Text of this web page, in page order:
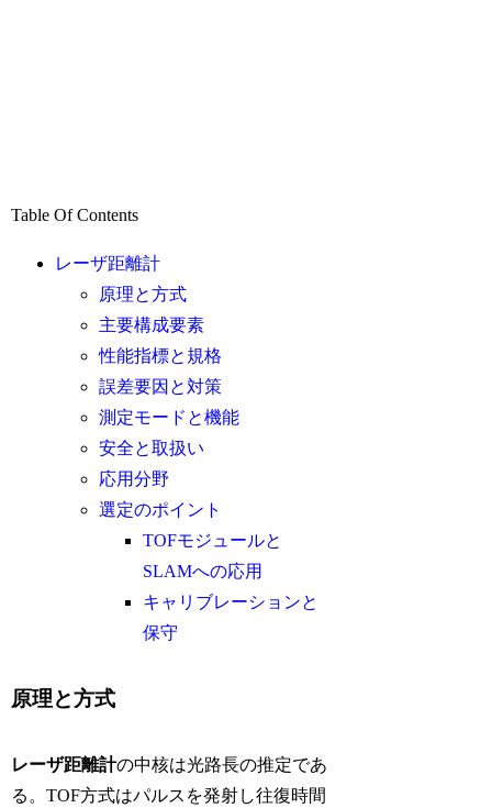
Table Of Contents
レーザ距離計
原理と方式
主要構成要素
性能指標と規格
誤差要因と対策
測定モードと機能
安全と取扱い
応用分野
選定のポイント
TOFモジュールと
SLAMへの応用
キャリブレーションと
保守
原理と方式
レーザ距離計の中核は光路長の推定であ
る。TOF方式はパルスを発射し往復時間